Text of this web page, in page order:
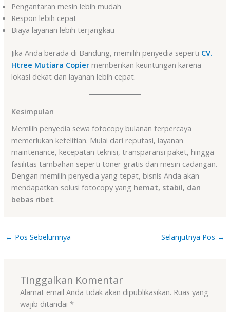
Pengantaran mesin lebih mudah
Respon lebih cepat
Biaya layanan lebih terjangkau
Jika Anda berada di Bandung, memilih penyedia seperti CV.
Htree Mutiara Copier memberikan keuntungan karena
lokasi dekat dan layanan lebih cepat.
Kesimpulan
Memilih penyedia sewa fotocopy bulanan terpercaya
memerlukan ketelitian. Mulai dari reputasi, layanan
maintenance, kecepatan teknisi, transparansi paket, hingga
fasilitas tambahan seperti toner gratis dan mesin cadangan.
Dengan memilih penyedia yang tepat, bisnis Anda akan
mendapatkan solusi fotocopy yang hemat, stabil, dan
bebas ribet.
← Pos Sebelumnya Selanjutnya Pos →
Tinggalkan Komentar
Alamat email Anda tidak akan dipublikasikan. Ruas yang
wajib ditandai*